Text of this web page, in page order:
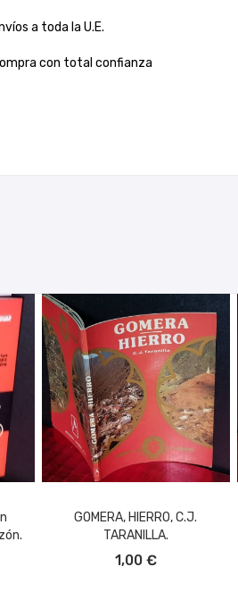
a toda la U.E.
con total confianza
GOMERA, HIERRO, C.J.
TARANILLA.
1,00 €